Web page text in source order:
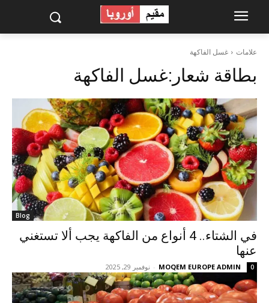
علامات غسل الفاكهة
بطاقة شعار:غسل الفاكهة
Blog
في الشتاء.. 4 أنواع من الفاكهة يجب ألا تستغني
عنها
MOQEM EUROPE ADMIN
- نوفمبر 29, 2025 0